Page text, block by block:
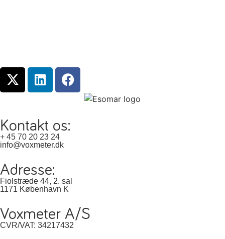
Kontakt os:
+ 45 70 20 23 24
info@voxmeter.dk
Adresse:
Fiolstræde 44, 2. sal
1171 København K
Voxmeter A/S
CVR/VAT: 34217432